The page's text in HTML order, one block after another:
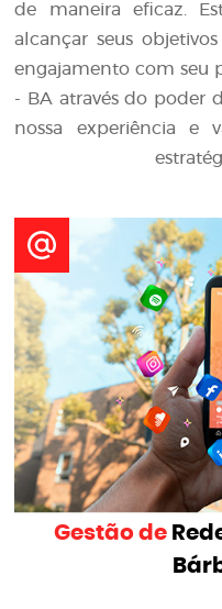
de maneira eficaz.
alcançar seus
engajamento com seu
- BA através do poder
nossa experiência e
Gestão de